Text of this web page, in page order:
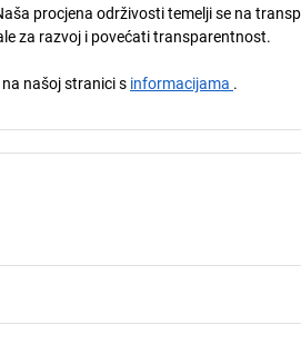
procjena održivosti temelji se na
za razvoj i povećati transparentnost.
našoj stranici s informacijama .